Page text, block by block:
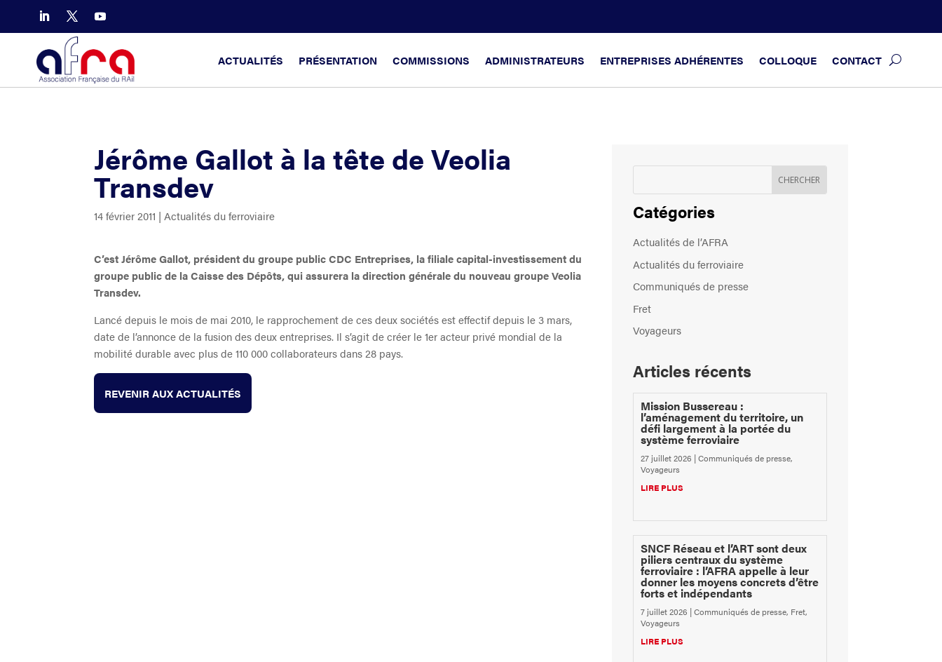
ACTUALITÉS PRÉSENTATION COMMISSIONS ADMINISTRATEURS ENTREPRISES ADHÉRENTES COLLOQUE CONTACT
Jérôme Gallot à la tête de Veolia
Transdev
14 février 2011 | Actualités du ferroviaire
C’est Jérôme Gallot, président du groupe public CDC Entreprises, la filiale capital-investissement du
groupe public de la Caisse des Dépôts, qui assurera la direction générale du nouveau groupe Veolia
Transdev.
Lancé depuis le mois de mai 2010, le rapprochement de ces deux sociétés est effectif depuis le 3 mars,
date de l’annonce de la fusion des deux entreprises. Il s’agit de créer le 1er acteur privé mondial de la
mobilité durable avec plus de 110 000 collaborateurs dans 28 pays.
REVENIR AUX ACTUALITÉS
Catégories
Actualités de l’AFRA
Actualités du ferroviaire
Communiqués de presse
Fret
Voyageurs
Articles récents
Mission Bussereau :
l’aménagement du territoire, un
défi largement à la portée du
système ferroviaire
27 juillet 2026 |Communiqués de presse,
Voyageurs
LIRE PLUS
SNCF Réseau et l’ART sont deux
piliers centraux du système
ferroviaire : l’AFRA appelle à leur
donner les moyens concrets d’être
forts et indépendants
7 juillet 2026 |Communiqués de presse, Fret,
Voyageurs
LIRE PLUS